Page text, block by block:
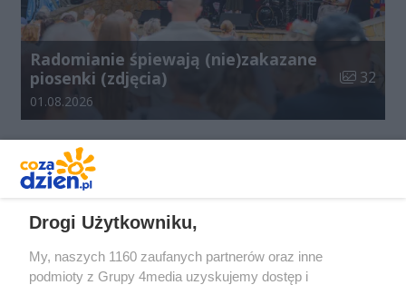
Radomianie śpiewają (nie)zakazane
piosenki (zdjęcia)
Liczba
32
Data dodania galerii:
01.08.2026
Drogi Użytkowniku,
My, naszych 1160 zaufanych partnerów oraz inne
podmioty z Grupy 4media uzyskujemy dostęp i